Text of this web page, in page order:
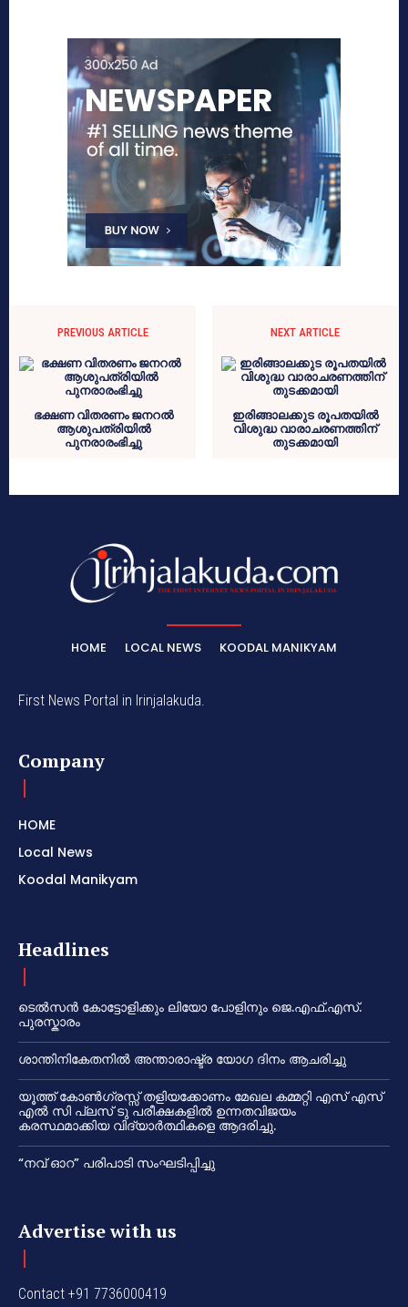
PREVIOUS ARTICLE
ഭക്ഷണ വിതരണം ജനറല്‍
ആശുപത്രിയില്‍
പുനരാരംഭിച്ചു
NEXT ARTICLE
ഇരിങ്ങാലക്കുട രൂപതയില്‍
വിശുദ്ധ വാരാചരണത്തിന്
തുടക്കമായി
HOME LOCAL NEWS KOODAL MANIKYAM
First News Portal in Irinjalakuda.
Company
HOME
Local News
Koodal Manikyam
Headlines
ടെൽസൻ കോട്ടോളിക്കും ലിയോ പോളിനും ജെ.എഫ്.എസ്.
പുരസ്കാരം
ശാന്തിനികേതനിൽ അന്താരാഷ്ട്ര യോഗ ദിനം ആചരിച്ചു
യൂത്ത് കോൺഗ്രസ്സ് തളിയക്കോണം മേഖല കമ്മറ്റി എസ് എസ്
എൽ സി പ്ലസ് ടു പരീക്ഷകളിൽ ഉന്നതവിജയം
കരസ്ഥമാക്കിയ വിദ്യാർത്ഥികളെ ആദരിച്ചു.
“നവ് ഓറ” പരിപാടി സംഘടിപ്പിച്ചു
Advertise with us
Contact +91 7736000419